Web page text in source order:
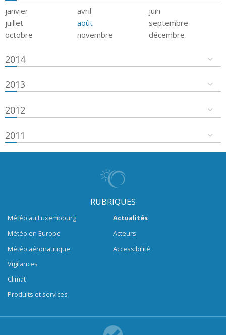
janvier avril
juin
juillet
août
septembre
octobre
novembre décembre
2014
2013
2012
2011
RUBRIQUES
Météo au Luxembourg
Météo en Europe
Météo aéronautique
Vigilances
Climat
Produits et services
Actualités
Acteurs
Accessibilité